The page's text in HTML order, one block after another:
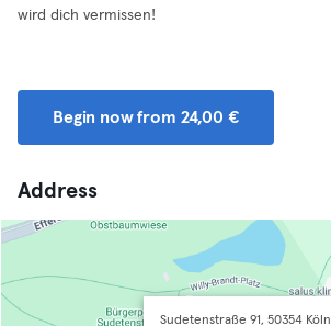
wird dich vermissen!
Begin now from 24,00 €
Address
Sudetenstraße 91, 50354 Köln